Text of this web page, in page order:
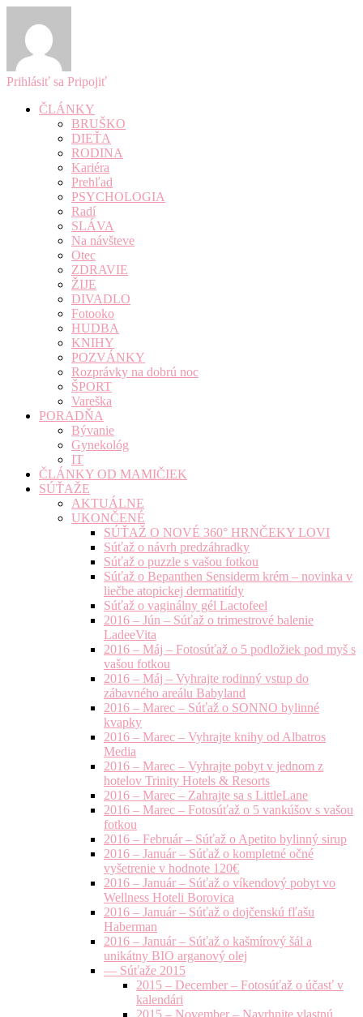
Prihlásiť sa Pripojiť
ČLÁNKY
BRUŠKO
DIEŤA
RODINA
Kariéra
Prehľad
PSYCHOLOGIA
Radí
SLÁVA
Na návšteve
Otec
ZDRAVIE
ŽIJE
DIVADLO
Fotooko
HUDBA
KNIHY
POZVÁNKY
Rozprávky na dobrú noc
ŠPORT
Vareška
PORADŇA
Bývanie
Gynekológ
IT
ČLÁNKY OD MAMIČIEK
SÚŤAŽE
AKTUÁLNE
UKONČENÉ
SÚŤAŽ O NOVÉ 360° HRNČEKY LOVI
Súťaž o návrh predzáhradky
Súťaž o puzzle s vašou fotkou
Súťaž o Bepanthen Sensiderm krém – novinka v
liečbe atopickej dermatitídy
Súťaž o vaginálny gél Lactofeel
2016 – Jún – Súťaž o trimestrové balenie
LadeeVita
2016 – Máj – Fotosúťaž o 5 podložiek pod myš s
vašou fotkou
2016 – Máj – Vyhrajte rodinný vstup do
zábavného areálu Babyland
2016 – Marec – Súťaž o SONNO bylinné
kvapky
2016 – Marec – Vyhrajte knihy od Albatros
Media
2016 – Marec – Vyhrajte pobyt v jednom z
hotelov Trinity Hotels & Resorts
2016 – Marec – Zahrajte sa s LittleLane
2016 – Marec – Fotosúťaž o 5 vankúšov s vašou
fotkou
2016 – Február – Súťaž o Apetito bylinný sirup
2016 – Január – Súťaž o kompletné očné
vyšetrenie v hodnote 120€
2016 – Január – Súťaž o víkendový pobyt vo
Wellness Hoteli Borovica
2016 – Január – Súťaž o dojčenskú fľašu
Haberman
2016 – Január – Súťaž o kašmírový šál a
unikátny BIO arganový olej
— Súťaže 2015
2015 – December – Fotosúťaž o účasť v
kalendári
2015 – November – Navrhnite vlastnú